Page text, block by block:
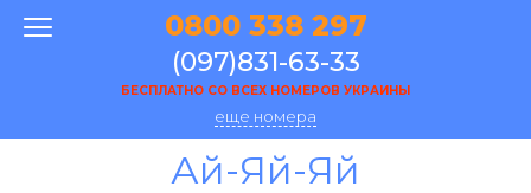
0800 338 297
(097)831-63-33
БЕСПЛАТНО СО ВСЕХ НОМЕРОВ УКРАИНЫ
еще номера
Ай-Яй-Яй